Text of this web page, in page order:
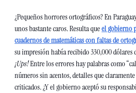
¿Pequeños horrores ortográficos? En
unos bastante caros. Resulta que el gobierno
cuadernos de matemáticas con faltas de
¡Ups! Entre los errores hay palabras como
números sin acentos, detalles que
criticados. ¿Y el gobierno aceptó su